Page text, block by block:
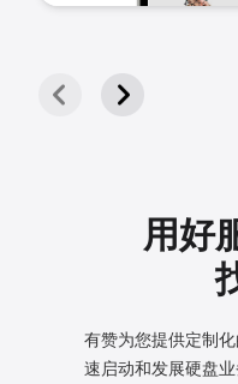
用好
有赞为您提供定制
速启动和发展硬盘